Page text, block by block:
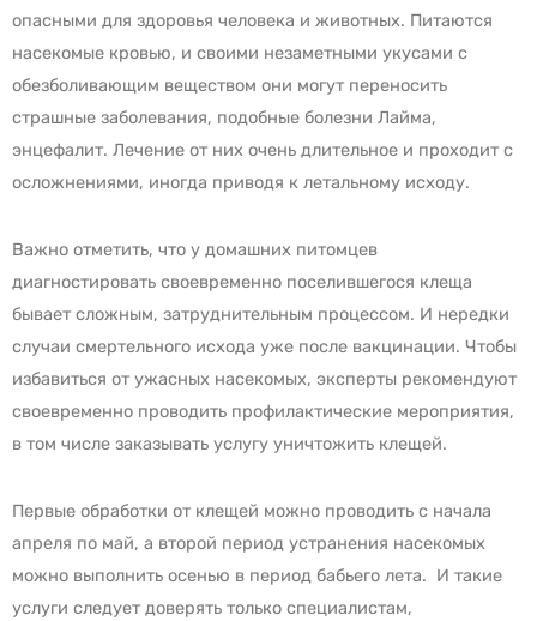
опасными для здоровья человека и животных. Питаются
насекомые кровью, и своими незаметными укусами с
обезболивающим веществом они могут переносить
страшные заболевания, подобные болезни Лайма,
энцефалит. Лечение от них очень длительное и проходит с
осложнениями, иногда приводя к летальному исходу.
Важно отметить, что у домашних питомцев
диагностировать своевременно поселившегося клеща
бывает сложным, затруднительным процессом. И нередки
случаи смертельного исхода уже после вакцинации. Чтобы
избавиться от ужасных насекомых, эксперты рекомендуют
своевременно проводить профилактические мероприятия,
в том числе заказывать услугу уничтожить клещей.
Первые обработки от клещей можно проводить с начала
апреля по май, а второй период устранения насекомых
можно выполнить осенью в период бабьего лета. И такие
услуги следует доверять только специалистам,